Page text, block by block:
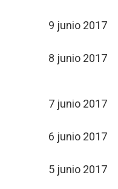
9 junio 2017
8 junio 2017
7 junio 2017
6 junio 2017
5 junio 2017